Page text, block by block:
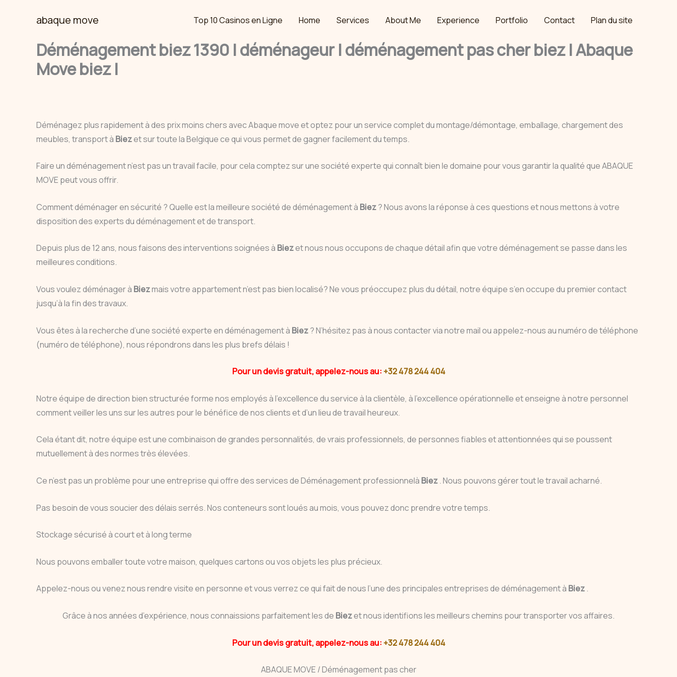
abaque move Top 10 Casinos en Ligne Home Services About Me Experience Portfolio Contact Plan du site
Déménagement biez 1390 | déménageur | déménagement pas cher biez | Abaque
Move biez |
Déménagez plus rapidement à des prix moins chers avec Abaque move et optez pour un service complet du montage/démontage, emballage, chargement des
meubles, transport à Biezet sur toute la Belgique ce qui vous permet de gagner facilement du temps.
Faire un déménagement n’est pas un travail facile, pour cela comptez sur une société experte qui connaît bien le domaine pour vous garantir la qualité que ABAQUE
MOVE peut vous offrir.
Comment déménager en sécurité ? Quelle est la meilleure société de déménagement à Biez? Nous avons la réponse à ces questions et nous mettons à votre
disposition des experts du déménagement et de transport.
Depuis plus de 12 ans, nous faisons des interventions soignées à Biezet nous nous occupons de chaque détail afin que votre déménagement se passe dans les
meilleures conditions.
Vous voulez déménager à Biezmais votre appartement n’est pas bien localisé? Ne vous préoccupez plus du détail, notre équipe s’en occupe du premier contact
jusqu’à la fin des travaux.
Vous êtes à la recherche d’une société experte en déménagement à Biez? N’hésitez pas à nous contacter via notre mail ou appelez-nous au numéro de téléphone
(numéro de téléphone), nous répondrons dans les plus brefs délais !
Pour un devis gratuit, appelez-nous au:+32 478 244 404
Notre équipe de direction bien structurée forme nos employés à l’excellence du service à la clientèle, à l’excellence opérationnelle et enseigne à notre personnel
comment veiller les uns sur les autres pour le bénéfice de nos clients et d’un lieu de travail heureux.
Cela étant dit, notre équipe est une combinaison de grandes personnalités, de vrais professionnels, de personnes fiables et attentionnées qui se poussent
mutuellement à des normes très élevées.
Ce n’est pas un problème pour une entreprise qui offre des services de Déménagement professionnelà Biez. Nous pouvons gérer tout le travail acharné.
Pas besoin de vous soucier des délais serrés. Nos conteneurs sont loués au mois, vous pouvez donc prendre votre temps.
Stockage sécurisé à court et à long terme
Nous pouvons emballer toute votre maison, quelques cartons ou vos objets les plus précieux.
Appelez-nous ou venez nous rendre visite en personne et vous verrez ce qui fait de nous l’une des principales entreprises de déménagement à Biez.
Grâce à nos années d’expérience, nous connaissions parfaitement les de Biezet nous identifions les meilleurs chemins pour transporter vos affaires.
Pour un devis gratuit, appelez-nous au:+32 478 244 404
ABAQUE MOVE / Déménagement pas cher